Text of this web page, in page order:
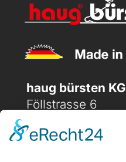
haug bürsten KG
Föllstrasse 6